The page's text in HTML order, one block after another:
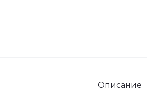
Описание